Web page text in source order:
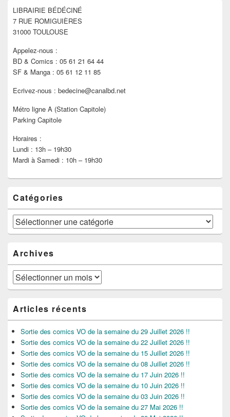
barre
latérale
LIBRAIRIE BÉDÉCINÉ
7 RUE ROMIGUIÈRES
31000 TOULOUSE
Appelez-nous :
BD & Comics : 05 61 21 64 44
SF & Manga : 05 61 12 11 85
Ecrivez-nous : bedecine@canalbd.net
Métro ligne A (Station Capitole)
Parking Capitole
Horaires :
Lundi : 13h – 19h30
Mardi à Samedi : 10h – 19h30
Catégories
Catégories
Archives
Archives
Articles récents
Sortie des comics VO de la semaine du 29 Juillet 2026 !!
Sortie des comics VO de la semaine du 22 Juillet 2026 !!
Sortie des comics VO de la semaine du 15 Juillet 2026 !!
Sortie des comics VO de la semaine du 08 Juillet 2026 !!
Sortie des comics VO de la semaine du 17 Juin 2026 !!
Sortie des comics VO de la semaine du 10 Juin 2026 !!
Sortie des comics VO de la semaine du 03 Juin 2026 !!
Sortie des comics VO de la semaine du 27 Mai 2026 !!